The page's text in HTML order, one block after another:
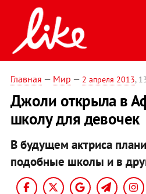
Главная — Мир — 2 апреля 2013,
Джоли открыла в
школу для девочек
В будущем актриса
подобные школы и в